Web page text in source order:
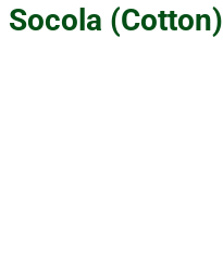
Socola (Cotton)